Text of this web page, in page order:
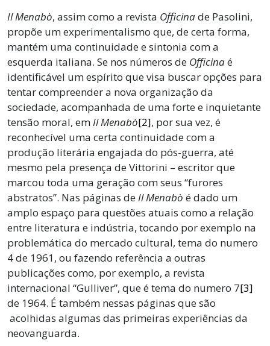
Il Menabò, assim como a revista Officinade Pasolini,
propõe um experimentalismo que, de certa forma,
mantém uma continuidade e sintonia com a
esquerda italiana. Se nos números de Officinaé
identificável um espírito que visa buscar opções para
tentar compreender a nova organização da
sociedade, acompanhada de uma forte e inquietante
tensão moral, emIl Menabò[2], por sua vez, é
reconhecível uma certa continuidade com a
produção literária engajada do pós-guerra, até
mesmo pela presença de Vittorini – escritor que
marcou toda uma geração com seus “furores
abstratos”. Nas páginas deIl Menabò é dado um
amplo espaço para questões atuais como a relação
entre literatura e indústria, tocando por exemplo na
problemática do mercado cultural, tema do numero
4 de 1961, ou fazendo referência a outras
publicações como, por exemplo, a revista
internacional “Gulliver”, que é tema do numero 7[3]
de 1964. É também nessas páginas que são
acolhidas algumas das primeiras experiências da
neovanguarda.